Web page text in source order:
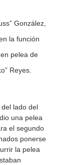
González,
la función
pelea de
Reyes.
lado del
una pelea
el segundo
ponerse
la pelea